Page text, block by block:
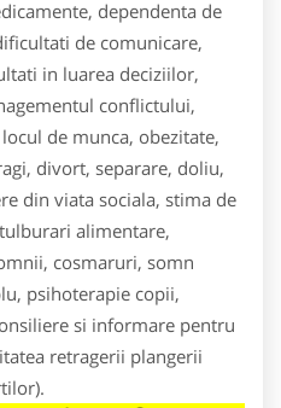
dependenta de
de comunicare,
in luarea deciziilor,
conflictului,
de munca, obezitate,
divort, separare, doliu,
din viata sociala, stima de
alimentare,
cosmaruri, somn
psihoterapie copii,
si informare pentru
retragerii plangerii